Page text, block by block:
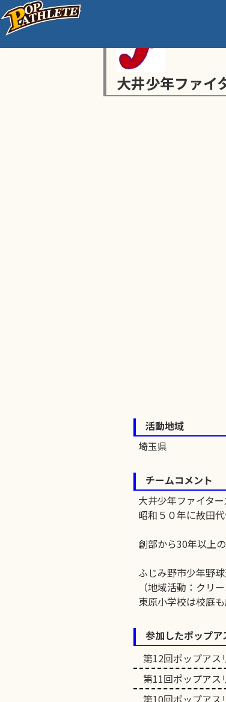
大井少年ファイ
活動地域
埼玉県
チームコメント
大井少年ファイタ
昭和５０年に故田
創部から30年以上
ふじみ野市少年野
（地域活動：クリ
東原小学校は校庭
参加したポップ
第12回ポップアス
第11回ポップアス
第10回ポップアス